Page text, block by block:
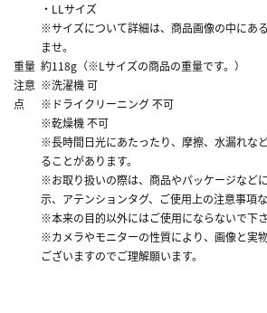
・LLサイズ
※サイズについて詳細は、商品画像の中にあ
ませ。
重量 約118g（※Lサイズの商品の重量です。）
注意
点
※洗濯機 可
※ドライクリーニング 不可
※乾燥機 不可
※長時間日光にあたったり、摩擦、水漏れな
ることがあります。
※お取り扱いの際は、商品やパッケージなど
示、アテンションタグ、ご使用上の注意事項
※本来の目的以外にはご使用にならないで下さ
※カメラやモニターの性質により、画像と実
ございますのでご理解願います。